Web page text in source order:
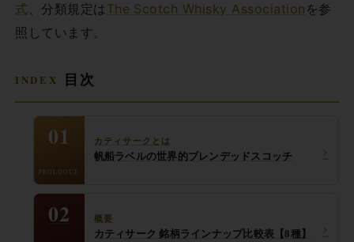
式 、分類規定は The Scotch Whisky Association を参
照しています。
目次
01
PROLOGUE
カティサークとは
帆船ラベルの世界的ブレンデッドスコッチ ›
02 概要
カティサーク 銘柄ラインナップ比較表【8種】 ›